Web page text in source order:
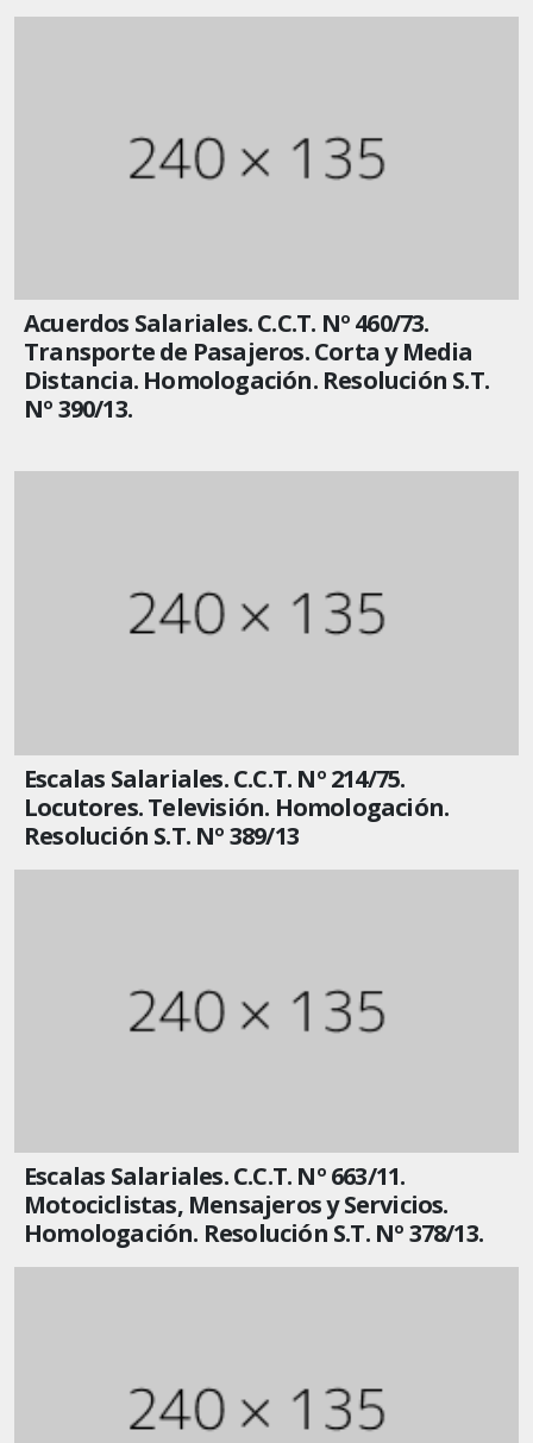
Acuerdos Salariales. C.C.T. Nº 460/73.
Transporte de Pasajeros. Corta y Media
Distancia. Homologación. Resolución S.T.
Nº 390/13.
Escalas Salariales. C.C.T. Nº 214/75.
Locutores. Televisión. Homologación.
Resolución S.T. Nº 389/13
Escalas Salariales. C.C.T. Nº 663/11.
Motociclistas, Mensajeros y Servicios.
Homologación. Resolución S.T. Nº 378/13.